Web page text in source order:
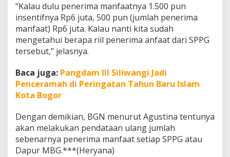
“Kalau dulu penerima manfaatnya 1.500 pun
insentifnya Rp6 juta, 500 pun (jumlah penerima
manfaat) Rp6 juta. Kalau nanti kita sudah
mengetahui berapa riil penerima anfaat dari SPPG
tersebut,” jelasnya.
Baca juga: Pangdam III Siliwangi Jadi
Penceramah di Peringatan Tahun Baru Islam
Kota Bogor
Dengan demikian, BGN menurut Agustina tentunya
akan melakukan pendataan ulang jumlah
sebenarnya penerima manfaat setiap SPPG atau
Dapur MBG.***(Heryana)